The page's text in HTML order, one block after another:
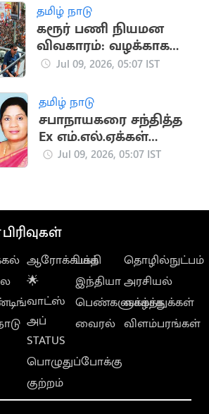
தமிழ் நாடு
கரூர் பணி நியமன
விவகாரம்: வழக்காக
விசாரிக்க
Jul 09, 2026, 05:07 IST
தமிழ் நாடு
சபாநாயகரை சந்தித்த
Ex எம்.எல்.ஏக்கள்
ஜெயக்குமார்,
Jul 09, 2026, 05:07 IST
ஆரோக்கியம்
🌟
வாட்ஸ்
அப்
STATUS
பொழுதுப்போக்கு
குற்றம்
பக்தி
இந்தியா
பெண்களுக்காக
வைரல்
தொழில்நுட்பம்
அரசியல்
வாழ்த்துக்கள்
விளம்பரங்கள்